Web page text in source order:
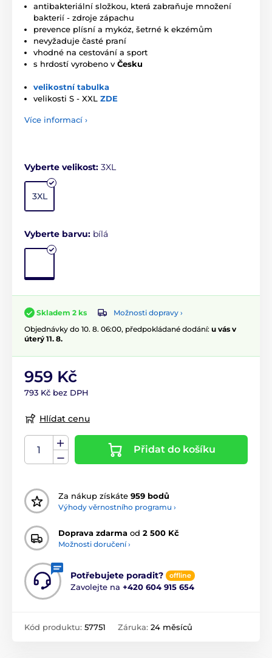
antibakteriální složkou, která zabraňuje množení
bakterií - zdroje zápachu
prevence plísní a mykóz, šetrné k ekzémům
nevyžaduje časté praní
vhodné na cestování a sport
s hrdostí vyrobeno v Česku
velikostní tabulka
velikosti S - XXL ZDE
Více informací ›
Vyberte velikost: 3XL
3XL
Vyberte barvu: bílá
Skladem 2 ks
Možnosti dopravy ›
Objednávky do 10. 8. 06:00, předpokládané dodání: u vás v
úterý 11. 8.
959 Kč
793 Kč bez DPH
Hlídat cenu
Přidat do košíku
Za nákup získáte 959 bodů
Výhody věrnostního programu ›
Doprava zdarma od 2 500 Kč
Možnosti doručení ›
Potřebujete poradit? offline
Zavolejte na +420 604 915 654
Kód produktu: 57751 Záruka: 24 měsíců